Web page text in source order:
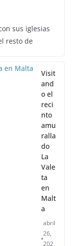
sus iglesias
resto de
Visit
and
o el
reci
nto
amu
ralla
do
La
Vale
ta
en
Malt
a
abril
26,
202